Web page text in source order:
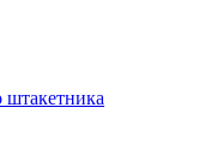
штакетника